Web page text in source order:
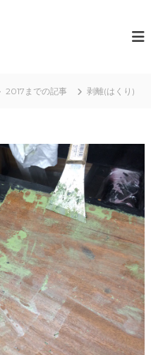
2017までの記事 剥離(はくり)